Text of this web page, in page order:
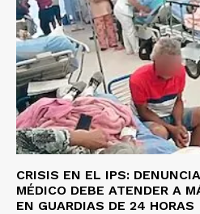
CRISIS EN EL IPS:
MÉDICO DEBE ATENDER A
EN GUARDIAS DE 24 HORAS